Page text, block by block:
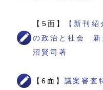
【5面】
【新刊
の政治と社会 新
沼賢司著
【6面】 議案審査